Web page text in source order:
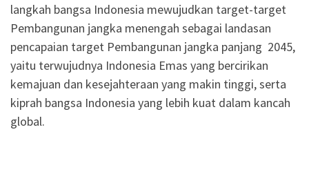
langkah bangsa Indonesia mewujudkan target-target
Pembangunan jangka menengah sebagai landasan
pencapaian target Pembangunan jangka panjang 2045,
yaitu terwujudnya Indonesia Emas yang bercirikan
kemajuan dan kesejahteraan yang makin tinggi, serta
kiprah bangsa Indonesia yang lebih kuat dalam kancah
global.